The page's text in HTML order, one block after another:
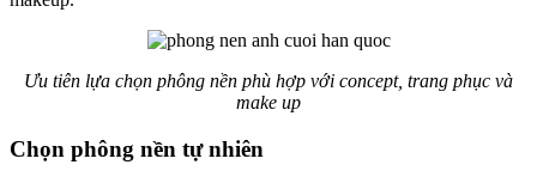
Ưu tiên lựa chọn phông nền phù hợp với concept, trang phục và
make up
Chọn phông nền tự nhiên